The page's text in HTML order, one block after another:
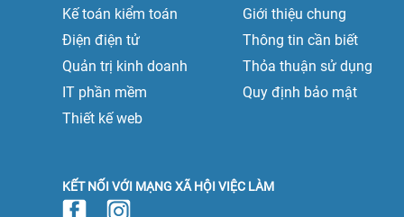
Kế toán kiểm toán
Điện điện tử
Quản trị kinh doanh
IT phần mềm
Thiết kế web
Giới thiệu chung
Thông tin cần biết
Thỏa thuận sử dụng
Quy định bảo mật
KẾT NỐI VỚI MẠNG XÃ HỘI VIỆC LÀM